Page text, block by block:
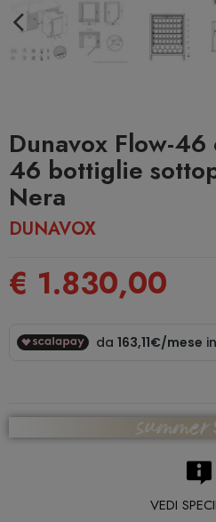
Dunavox Flow-
46 bottiglie
Nera
DUNAVOX
€ 1.830,00
VEDI